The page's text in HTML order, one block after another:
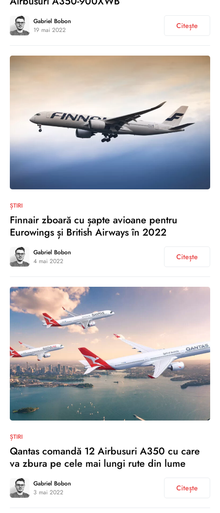
Gabriel Bobon
19 mai 2022
Citește
ȘTIRI
Finnair zboară cu șapte avioane pentru
Eurowings și British Airways în 2022
Gabriel Bobon
4 mai 2022
Citește
ȘTIRI
Qantas comandă 12 Airbusuri A350 cu care
va zbura pe cele mai lungi rute din lume
Gabriel Bobon
3 mai 2022
Citește